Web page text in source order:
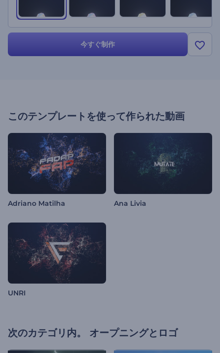
今すぐ制作
このテンプレートを使って作られた動画
Adriano Matilha Ana Livia
UNRI
次のカテゴリ内。 オープニングとロゴ